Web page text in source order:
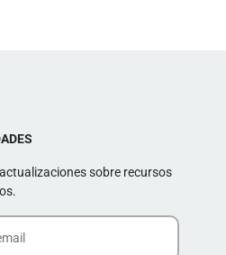
sobre recursos